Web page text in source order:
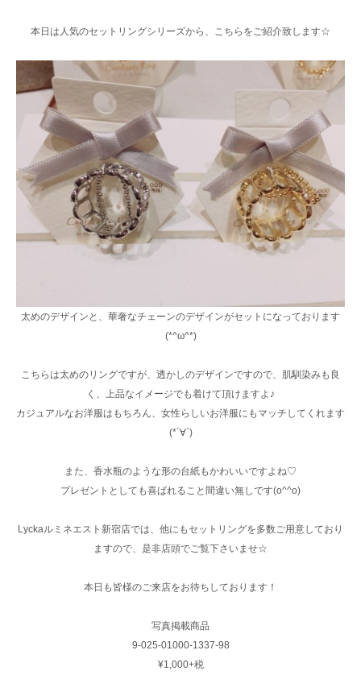
本日は人気のセットリングシリーズから、こちらをご紹介致します☆
太めのデザインと、華奢なチェーンのデザインがセットになっております
(*^ω^*)
こちらは太めのリングですが、透かしのデザインですので、肌馴染みも良
く、上品なイメージでも着けて頂けますよ♪
カジュアルなお洋服はもちろん、女性らしいお洋服にもマッチしてくれます
(*´∀`)
また、香水瓶のような形の台紙もかわいいですよね♡
プレゼントとしても喜ばれること間違い無しです(o^^o)
Lyckaルミネエスト新宿店では、他にもセットリングを多数ご用意しており
ますので、是非店頭でご覧下さいませ☆
本日も皆様のご来店をお待ちしております！
写真掲載商品
9-025-01000-1337-98
¥1,000+税